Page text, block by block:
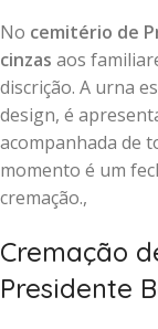
No cemitério de
cinzas aos
discrição. A urna
design, é
acompanhada de
momento é um
cremação.,
Cremação
Presidente